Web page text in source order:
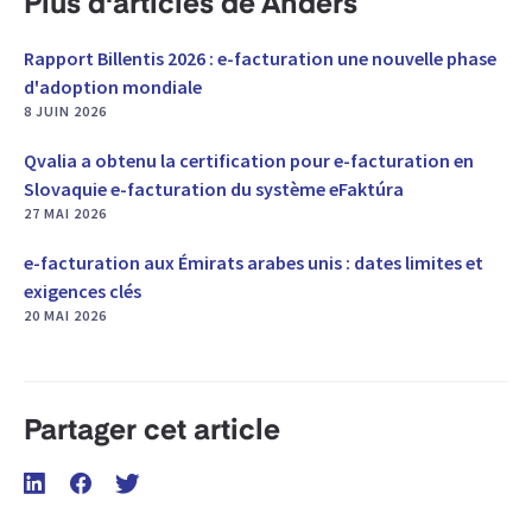
Rapport Billentis 2026 : e-facturation une nouvelle phase
d'adoption mondiale
8 JUIN 2026
Qvalia a obtenu la certification pour e-facturation en
Slovaquie e-facturation du système eFaktúra
27 MAI 2026
e-facturation aux Émirats arabes unis : dates limites et
exigences clés
20 MAI 2026
Partager cet article